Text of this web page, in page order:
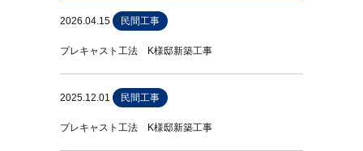
2026.04.15 民間工事
プレキャスト工法 K様邸新築工事
2025.12.01 民間工事
プレキャスト工法 K様邸新築工事